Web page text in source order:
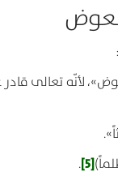
لأنّه تعالى
[5]
.